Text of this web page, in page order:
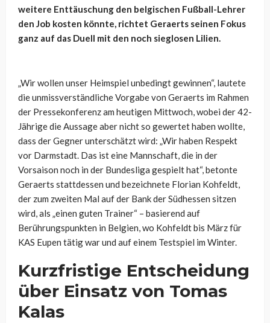
weitere Enttäuschung den belgischen Fußball-Lehrer
den Job kosten könnte, richtet Geraerts seinen Fokus
ganz auf das Duell mit den noch sieglosen Lilien.
„Wir wollen unser Heimspiel unbedingt gewinnen“, lautete
die unmissverständliche Vorgabe von Geraerts im Rahmen
der Pressekonferenz am heutigen Mittwoch, wobei der 42-
Jährige die Aussage aber nicht so gewertet haben wollte,
dass der Gegner unterschätzt wird: „Wir haben Respekt
vor Darmstadt. Das ist eine Mannschaft, die in der
Vorsaison noch in der Bundesliga gespielt hat“, betonte
Geraerts stattdessen und bezeichnete Florian Kohfeldt,
der zum zweiten Mal auf der Bank der Südhessen sitzen
wird, als „einen guten Trainer“ – basierend auf
Berührungspunkten in Belgien, wo Kohfeldt bis März für
KAS Eupen tätig war und auf einem Testspiel im Winter.
Kurzfristige Entscheidung
über Einsatz von Tomas
Kalas